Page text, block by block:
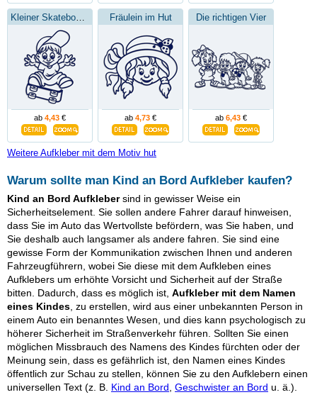
ab 4,43 €
Fräulein im Hut
ab 4,73 €
Die richtigen Vier
ab 6,43 €
Weitere Aufkleber mit dem Motiv hut
Warum sollte man Kind an Bord Aufkleber kaufen?
Kind an Bord Aufklebersind in gewisser Weise ein
Sicherheitselement. Sie sollen andere Fahrer darauf hinweisen,
dass Sie im Auto das Wertvollste befördern, was Sie haben, und
Sie deshalb auch langsamer als andere fahren. Sie sind eine
gewisse Form der Kommunikation zwischen Ihnen und anderen
Fahrzeugführern, wobei Sie diese mit dem Aufkleben eines
Aufklebers um erhöhte Vorsicht und Sicherheit auf der Straße
bitten. Dadurch, dass es möglich ist, Aufkleber mit dem Namen
eines Kindes , zu erstellen, wird aus einer unbekannten Person in
einem Auto ein benanntes Wesen, und dies kann psychologisch zu
höherer Sicherheit im Straßenverkehr führen. Sollten Sie einen
möglichen Missbrauch des Namens des Kindes fürchten oder der
Meinung sein, dass es gefährlich ist, den Namen eines Kindes
öffentlich zur Schau zu stellen, können Sie zu den Aufklebern einen
universellen Text (z. B. Kind an Bord Geschwister an Bord u. ä.).